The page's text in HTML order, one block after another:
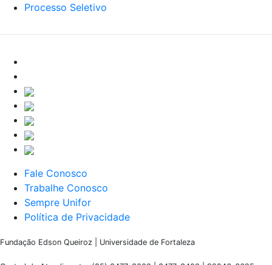
Processo Seletivo
Fale Conosco
Trabalhe Conosco
Sempre Unifor
Política de Privacidade
Fundação Edson Queiroz | Universidade de Fortaleza